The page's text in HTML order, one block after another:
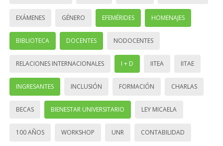
EXÁMENES GÉNERO EFEMÉRIDES HOMENAJES
BIBLIOTECA DOCENTES NODOCENTES
RELACIONES INTERNACIONALES I + D IITEA IITAE
INGRESANTES INCLUSIÓN FORMACIÓN CHARLAS
BECAS BIENESTAR UNIVERSITARIO LEY MICAELA
100 AÑOS WORKSHOP UNR CONTABILIDAD